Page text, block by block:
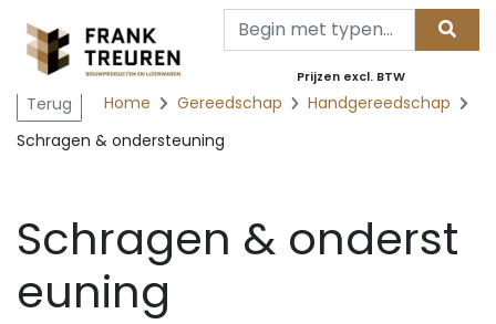
Prijzen excl. BTW
Terug Home Gereedschap
Handgereedschap
Schragen & ondersteuning
Schragen & onderst
euning